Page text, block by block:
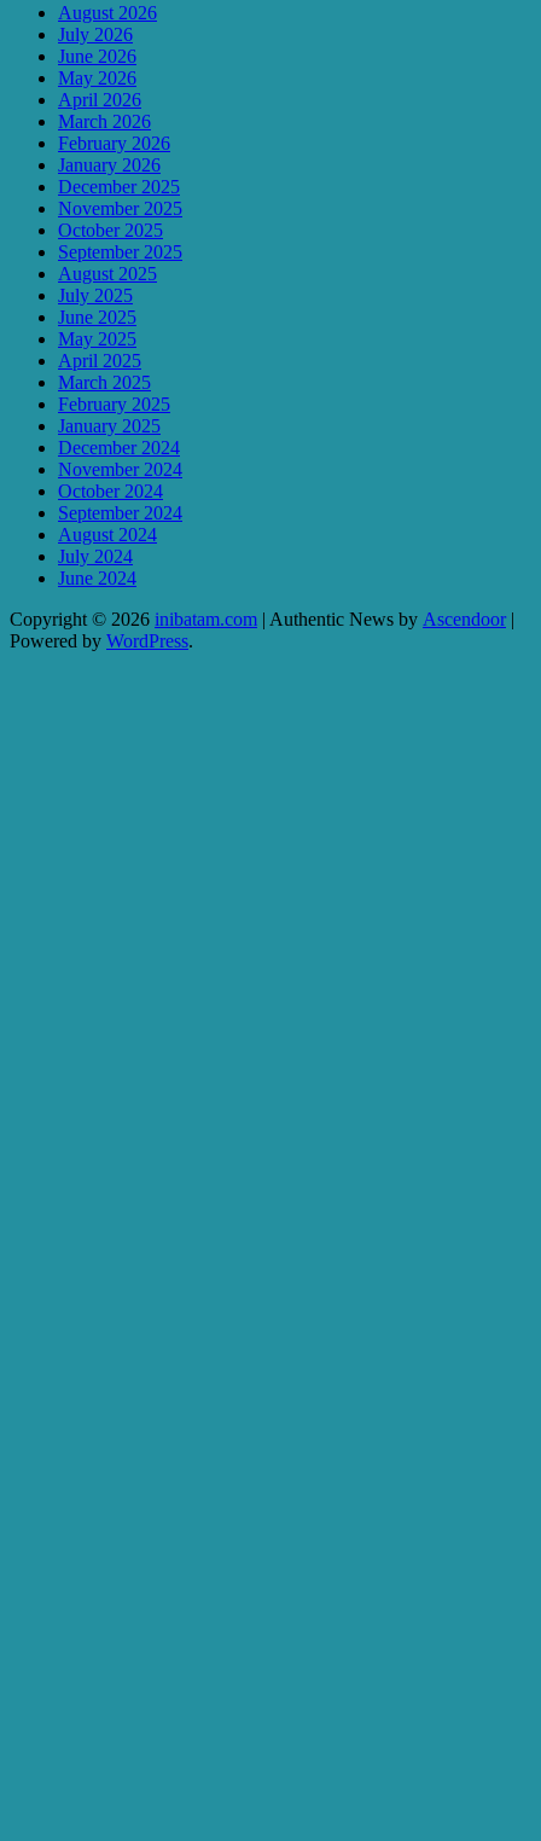
August 2026
July 2026
June 2026
May 2026
April 2026
March 2026
February 2026
January 2026
December 2025
November 2025
October 2025
September 2025
August 2025
July 2025
June 2025
May 2025
April 2025
March 2025
February 2025
January 2025
December 2024
November 2024
October 2024
September 2024
August 2024
July 2024
June 2024
Copyright © 2026 inibatam.com | Authentic News by Ascendoor|
Powered by WordPress.